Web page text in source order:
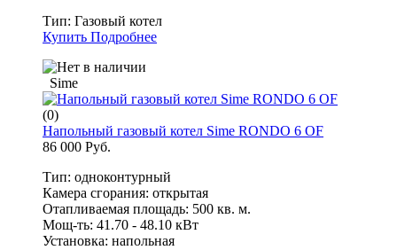
Тип: Газовый котел
Купить Подробнее
Sime
(0)
Напольный газовый котел Sime RONDO 6 OF
86 000 Руб.
Тип: одноконтурный
Камера сгорания: открытая
Отапливаемая площадь: 500 кв. м.
Мощ-ть: 41.70 - 48.10 кВт
Установка: напольная